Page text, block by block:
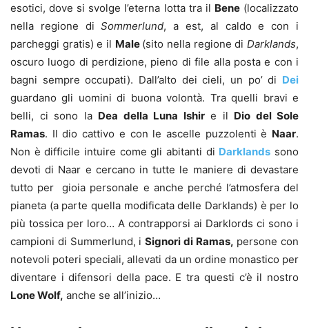
esotici, dove si svolge l’eterna lotta tra il Bene(localizzato
nella regione diSommerlund, a est, al caldo e con i
parcheggi gratis) e il Male (sito nella regione diDarklands,
oscuro luogo di perdizione, pieno di file alla posta e con i
bagni sempre occupati). Dall’alto dei cieli, un po’ di Dei
guardano gli uomini di buona volontà. Tra quelli bravi e
belli, ci sono la Dea della Luna Ishire il Dio del Sole
Ramas. Il dio cattivo e con le ascelle puzzolenti è Naar.
Non è difficile intuire come gli abitanti di Darklands sono
devoti di Naar e cercano in tutte le maniere di devastare
tutto per gioia personale e anche perché l’atmosfera del
pianeta (a parte quella modificata delle Darklands) è per lo
più tossica per loro… A contrapporsi ai Darklords ci sono i
campioni di Summerlund, i Signori di Ramas, persone con
notevoli poteri speciali, allevati da un ordine monastico per
diventare i difensori della pace. E tra questi c’è il nostro
Lone Wolf, anche se all’inizio…